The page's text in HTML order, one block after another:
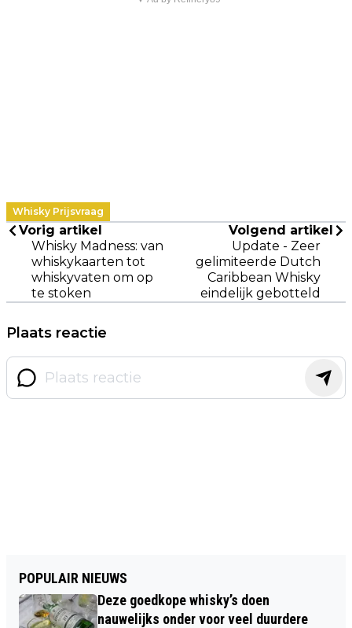
Whisky Prijsvraag
Vorig artikel
Whisky Madness: van
whiskykaarten tot
whiskyvaten om op
te stoken
Volgend artikel
Update - Zeer
gelimiteerde Dutch
Caribbean Whisky
eindelijk gebotteld
Plaats reactie
POPULAIR NIEUWS
Deze goedkope whisky’s doen
nauwelijks onder voor veel duurdere